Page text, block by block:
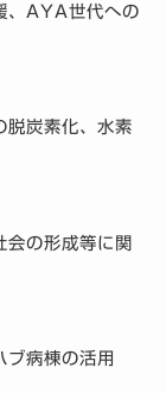
、AYA世代への
脱炭素化、水素
会の形成等に関
ブ病棟の活用